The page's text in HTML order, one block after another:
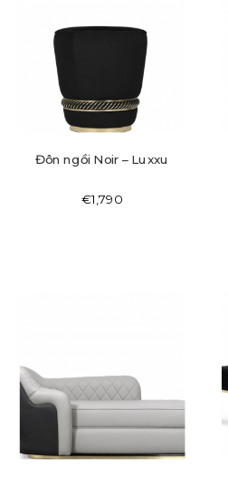
Đôn ngồi Noir – Luxxu
€1,790